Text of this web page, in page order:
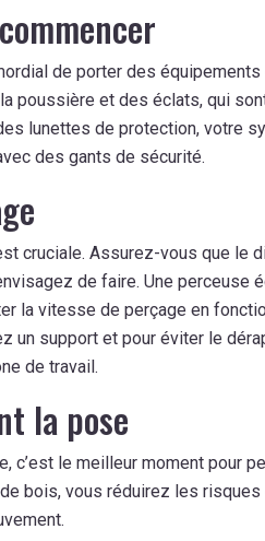
de porter des
poussière et des éclats, qui
lunettes de protection, votre
des gants de sécurité.
cruciale. Assurez-vous que le
de faire. Une perceuse
la vitesse de perçage en
un support et pour éviter le
de travail.
la pose
c’est le meilleur moment pour
bois, vous réduirez les